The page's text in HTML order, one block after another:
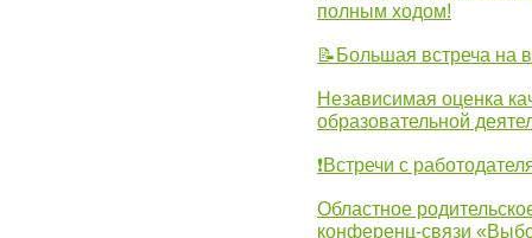
полным ходом!
📝Большая встреча на
Независимая оценка
образовательной
❗Встречи с
Областное
конференц-связи